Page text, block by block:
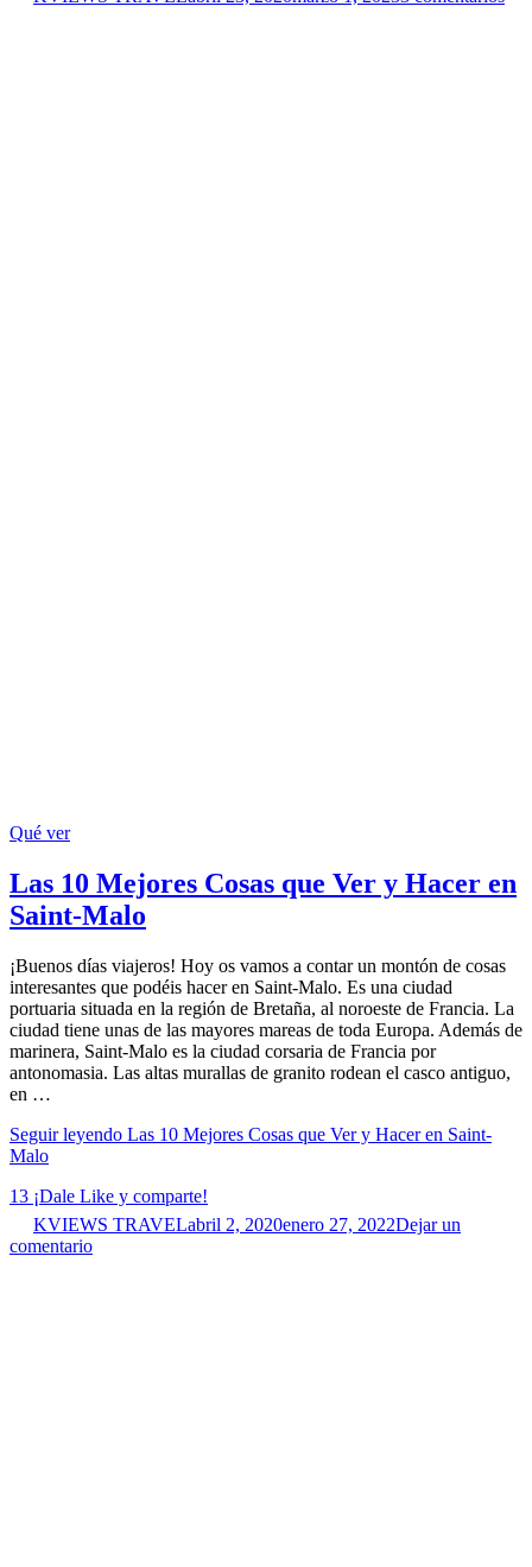
Qué ver
Las 10 Mejores Cosas que Ver y Hacer en
Saint-Malo
¡Buenos días viajeros! Hoy os vamos a contar un montón de cosas
interesantes que podéis hacer en Saint-Malo. Es una ciudad
portuaria situada en la región de Bretaña, al noroeste de Francia. La
ciudad tiene unas de las mayores mareas de toda Europa. Además de
marinera, Saint-Malo es la ciudad corsaria de Francia por
antonomasia. Las altas murallas de granito rodean el casco antiguo,
en …
Seguir leyendo Las 10 Mejores Cosas que Ver y Hacer en Saint-
Malo
13 ¡Dale Like y comparte!
KVIEWS TRAVELabril 2, 2020enero 27, 2022Dejar un
comentario